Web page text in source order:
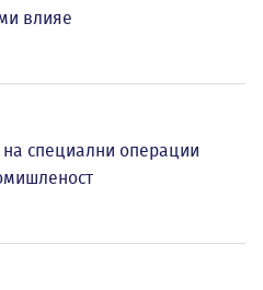
влияе
специални операции